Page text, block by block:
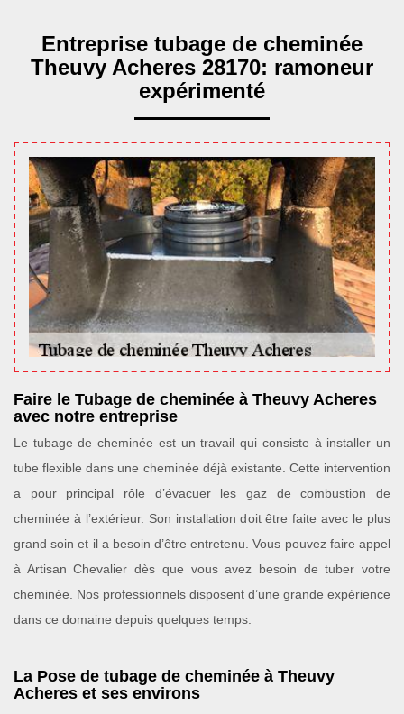
Entreprise tubage de cheminée
Theuvy Acheres 28170: ramoneur
expérimenté
Faire le Tubage de cheminée à Theuvy Acheres
avec notre entreprise
Le tubage de cheminée est un travail qui consiste à installer un
tube flexible dans une cheminée déjà existante. Cette intervention
a pour principal rôle d’évacuer les gaz de combustion de
cheminée à l’extérieur. Son installation doit être faite avec le plus
grand soin et il a besoin d’être entretenu. Vous pouvez faire appel
à Artisan Chevalier dès que vous avez besoin de tuber votre
cheminée. Nos professionnels disposent d’une grande expérience
dans ce domaine depuis quelques temps.
La Pose de tubage de cheminée à Theuvy
Acheres et ses environs